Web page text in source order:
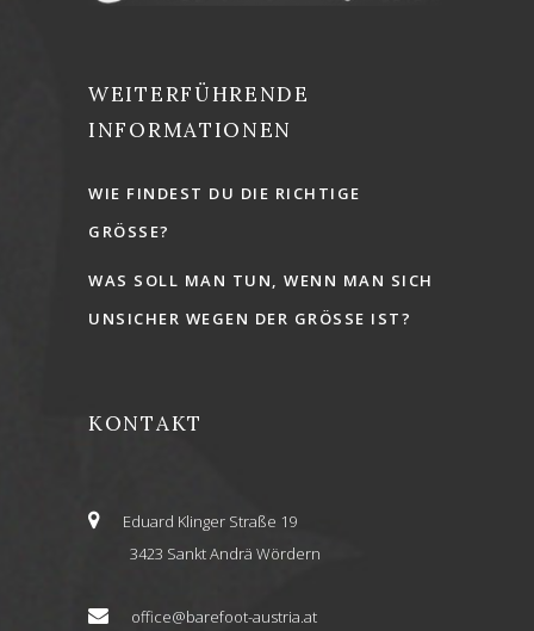
WEITERFÜHRENDE
INFORMATIONEN
WIE FINDEST DU DIE RICHTIGE
GRÖSSE?
WAS SOLL MAN TUN, WENN MAN SICH
UNSICHER WEGEN DER GRÖSSE IST?
KONTAKT
Eduard Klinger Straße 19
3423 Sankt Andrä Wördern
office@barefoot-austria.at